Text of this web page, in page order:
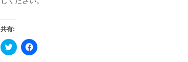
共有:
ク
リ
F
a